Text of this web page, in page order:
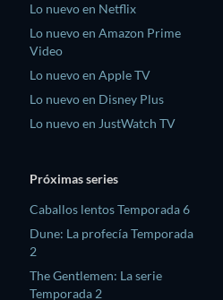
Lo nuevo en Netflix
Lo nuevo en Amazon Prime
Video
Lo nuevo en Apple TV
Lo nuevo en Disney Plus
Lo nuevo en JustWatch TV
Próximas series
Caballos lentos Temporada 6
Dune: La profecía Temporada
2
The Gentlemen: La serie
Temporada 2